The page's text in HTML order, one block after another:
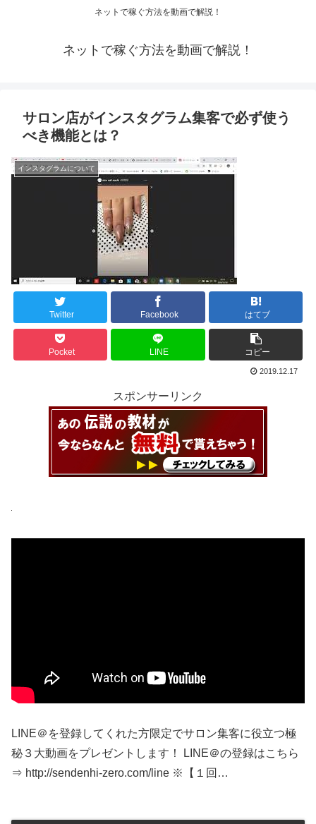
ネットで稼ぐ方法を動画で解説！
ネットで稼ぐ方法を動画で解説！
サロン店がインスタグラム集客で必ず使う
べき機能とは？
インスタグラムについて
Twitter Facebook はてブ
Pocket LINE コピー
2019.12.17
スポンサーリンク
LINE＠を登録してくれた方限定でサロン集客に役立つ極
秘３大動画をプレゼントします！ LINE＠の登録はこちら
⇒ http://sendenhi-zero.com/line ※【１回…